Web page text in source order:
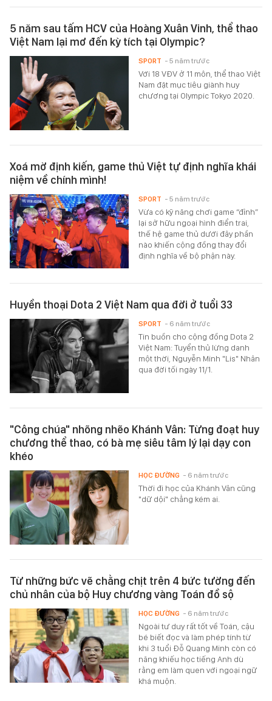
5 năm sau tấm HCV của Hoàng Xuân Vinh, thể thao
Việt Nam lại mơ đến kỳ tích tại Olympic?
Với 18 VĐV ở 11 môn, thể thao Việt
Nam đặt mục tiêu giành huy
chương tại Olympic Tokyo 2020.
SPORT - 5 năm trước
Xoá mờ định kiến, game thủ Việt tự định nghĩa khái
niệm về chính mình!
Vừa có kỹ năng chơi game “đỉnh”
lại sở hữu ngoại hình điển trai,
thế hệ game thủ dưới đây phần
nào khiến cộng đồng thay đổi
định nghĩa về bộ phận này.
SPORT - 5 năm trước
Huyền thoại Dota 2 Việt Nam qua đời ở tuổi 33
Tin buồn cho cộng đồng Dota 2
Việt Nam: Tuyển thủ lừng danh
một thời, Nguyễn Minh "Lis" Nhân
qua đời tối ngày 11/1.
SPORT - 6 năm trước
"Công chúa" nhõng nhẽo Khánh Vân: Từng đoạt huy
chương thể thao, có bà mẹ siêu tâm lý lại dạy con
khéo
Thời đi học của Khánh Vân cũng
"dữ dội" chẳng kém ai.
HỌC ĐƯỜNG - 6 năm trước
Từ những bức vẽ chằng chịt trên 4 bức tường đến
chủ nhân của bộ Huy chương vàng Toán đồ sộ
Ngoài tư duy rất tốt về Toán, cậu
bé biết đọc và làm phép tính từ
khi 3 tuổi Đỗ Quang Minh còn có
năng khiếu học tiếng Anh dù
rằng em làm quen với ngoại ngữ
khá muộn.
HỌC ĐƯỜNG - 6 năm trước